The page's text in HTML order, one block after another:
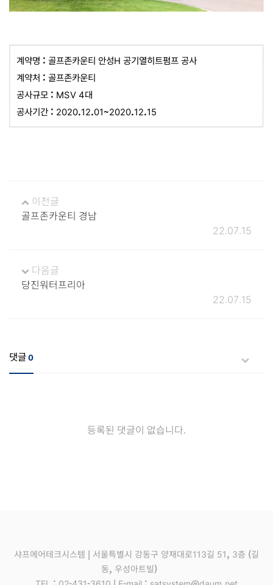
계약명 : 골프존카운티 안성H 공기열히트펌프 공사
계약처 : 골프존카운티
공사규모 : MSV 4대
공사기간 : 2020.12.01~2020.12.15
이전글
골프존카운티 경남
22.07.15
다음글
당진워터프리아
22.07.15
댓글0
등록된 댓글이 없습니다.
샤프에어테크시스템 | 서울특별시 강동구 양재대로113길 51, 3층 (길
동, 우성아트빌)